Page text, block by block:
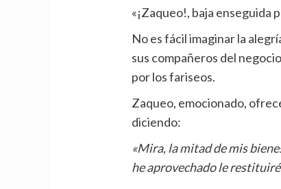
«¡Zaqueo!, baja enseguida
No es fácil imaginar la
sus compañeros del
por los fariseos.
Zaqueo, emocionado,
diciendo:
«Mira, la mitad de mis
he aprovechado le